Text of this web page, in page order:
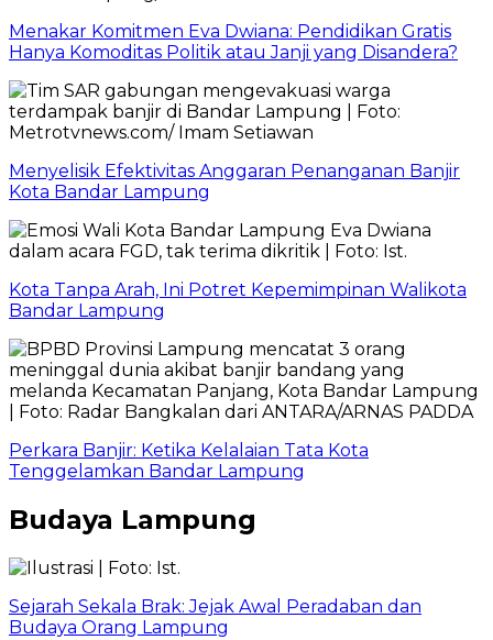
Menakar Komitmen Eva Dwiana: Pendidikan Gratis
Hanya Komoditas Politik atau Janji yang Disandera?
Menyelisik Efektivitas Anggaran Penanganan Banjir
Kota Bandar Lampung
Kota Tanpa Arah, Ini Potret Kepemimpinan Walikota
Bandar Lampung
Perkara Banjir: Ketika Kelalaian Tata Kota
Tenggelamkan Bandar Lampung
Budaya Lampung
Sejarah Sekala Brak: Jejak Awal Peradaban dan
Budaya Orang Lampung